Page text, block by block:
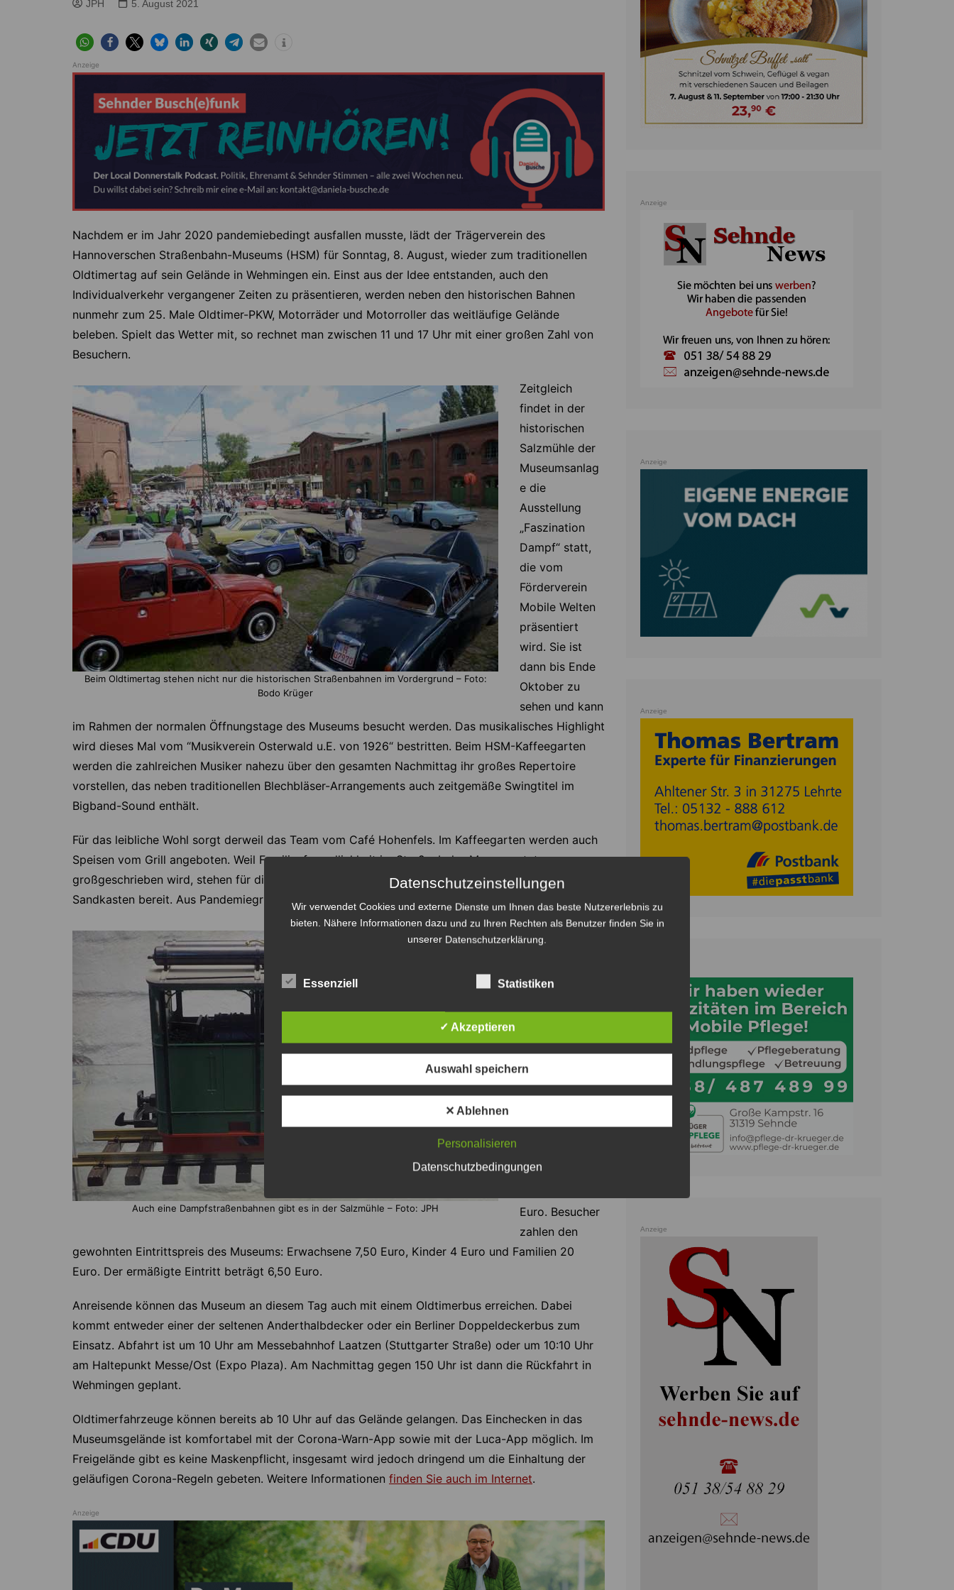
Höver
Klein Lobke
Köthenwald
Müllingen
Sehnde
Wehmingen
Wirringen
Lehrte
Röddensen
Sievershausen
Steinwedel
Tennis/Tischtennis
Wassersport
Kunst
Theater
Vorträge
JPH 5. August 2021
Anzeige
Nachdem er im Jahr 2020 pandemiebedingt ausfallen musste, lädt der Trägerverein des
Hannoverschen Straßenbahn-Museums (HSM) für Sonntag, 8. August, wieder zum traditionellen
Oldtimertag auf sein Gelände in Wehmingen ein. Einst aus der Idee entstanden, auch den
Individualverkehr vergangener Zeiten zu präsentieren, werden neben den historischen Bahnen
nunmehr zum 25. Male Oldtimer-PKW, Motorräder und Motorroller das weitläufige Gelände
beleben. Spielt das Wetter mit, so rechnet man zwischen 11 und 17 Uhr mit einer großen Zahl von
Besuchern.
Beim Oldtimertag stehen nicht nur die historischen Straßenbahnen im Vordergrund – Foto:
Bodo Krüger
Zeitgleich
findet in der
historischen
Salzmühle der
Museumsanlag
e die
Ausstellung
„Faszination
Dampf“ statt,
die vom
Förderverein
Mobile Welten
präsentiert
wird. Sie ist
dann bis Ende
Oktober zu
sehen und kann
im Rahmen der normalen Öffnungstage des Museums besucht werden. Das musikalisches Highlight
wird dieses Mal vom “Musikverein Osterwald u.E. von 1926“ bestritten. Beim HSM-Kaffeegarten
werden die zahlreichen Musiker nahezu über den gesamten Nachmittag ihr großes Repertoire
vorstellen, das neben traditionellen Blechbläser-Arrangements auch zeitgemäße Swingtitel im
Bigband-Sound enthält.
Für das leibliche Wohl sorgt derweil das Team vom Café Hohenfels. Im Kaffeegarten werden auch
Speisen vom Grill angeboten. Weil Familienfreundlichkeit im Straßenbahn-Museum stets
großgeschrieben wird, stehen für die jüngsten Besucher die beliebte Kinderbahn und ein
Sandkasten bereit. Aus Pandemiegründen muss das Kino leider weiterhin geschlossen bleiben.
Auch eine Dampfstraßenbahnen gibt es in der Salzmühle – Foto: JPH
Personen, die
Freigelände
möchten,
haben freien
Eintritt.
ermäßigten
Euro. Besucher
zahlen den
gewohnten Eintrittspreis des Museums: Erwachsene 7,50 Euro, Kinder 4 Euro und Familien 20
Euro. Der ermäßigte Eintritt beträgt 6,50 Euro.
Anreisende können das Museum an diesem Tag auch mit einem Oldtimerbus erreichen. Dabei
kommt entweder einer der seltenen Anderthalbdecker oder ein Berliner Doppeldeckerbus zum
Einsatz. Abfahrt ist um 10 Uhr am Messebahnhof Laatzen (Stuttgarter Straße) oder um 10:10 Uhr
am Haltepunkt Messe/Ost (Expo Plaza). Am Nachmittag gegen 150 Uhr ist dann die Rückfahrt in
Wehmingen geplant.
Oldtimerfahrzeuge können bereits ab 10 Uhr auf das Gelände gelangen. Das Einchecken in das
Museumsgelände ist komfortabel mit der Corona-Warn-App sowie mit der Luca-App möglich. Im
Freigelände gibt es keine Maskenpflicht, insgesamt wird jedoch dringend um die Einhaltung der
geläufigen Corona-Regeln gebeten. Weitere Informationen finden Sie auch im Internet.
Anzeige
Anzeige
Anzeige
Anzeige
Anzeige
Datenschutzeinstellungen
Wir verwendet Cookies und externe Dienste um Ihnen das beste Nutzererlebnis zu
bieten. Nähere Informationen dazu und zu Ihren Rechten als Benutzer finden Sie in
unserer Datenschutzerklärung.
Essenziell Statistiken
✓ Akzeptieren
Auswahl speichern
✕ Ablehnen
Personalisieren
Datenschutzbedingungen